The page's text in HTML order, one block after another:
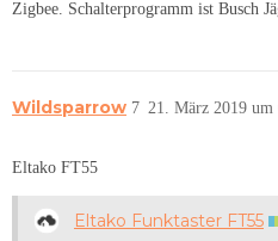
Zigbee. Schalterprogramm ist Busch
Wildsparrow 21. März 2019 um
7
Eltako FT55
Eltako Funktaster FT55